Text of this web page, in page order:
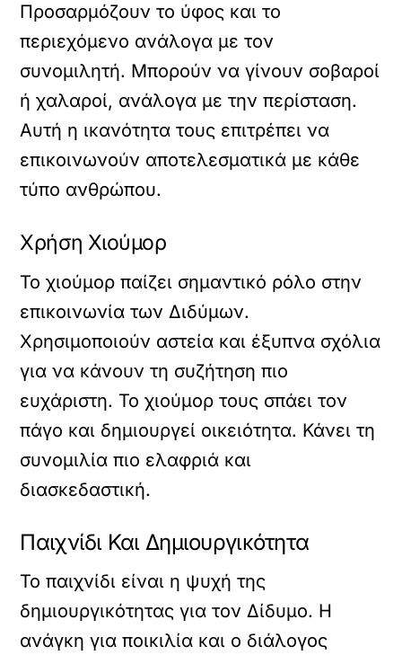
Προσαρμόζουν το ύφος και το
περιεχόμενο ανάλογα με τον
συνομιλητή. Μπορούν να γίνουν σοβαροί
ή χαλαροί, ανάλογα με την περίσταση.
Αυτή η ικανότητα τους επιτρέπει να
επικοινωνούν αποτελεσματικά με κάθε
τύπο ανθρώπου.
Χρήση Χιούμορ
Το χιούμορ παίζει σημαντικό ρόλο στην
επικοινωνία των Διδύμων.
Χρησιμοποιούν αστεία και έξυπνα σχόλια
για να κάνουν τη συζήτηση πιο
ευχάριστη. Το χιούμορ τους σπάει τον
πάγο και δημιουργεί οικειότητα. Κάνει τη
συνομιλία πιο ελαφριά και
διασκεδαστική.
Παιχνίδι Και Δημιουργικότητα
Το παιχνίδι είναι η ψυχή της
δημιουργικότητας για τον Δίδυμο. Η
ανάγκη για ποικιλία και ο διάλογος